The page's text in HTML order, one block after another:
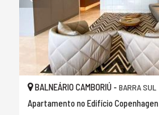
BALNEÁRIO CAMBORIÚ - BARRA SUL
Apartamento no Edifício Copenhagen